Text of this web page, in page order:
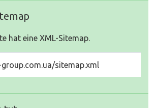
hat eine XML-Sitemap.
sitemap.xml